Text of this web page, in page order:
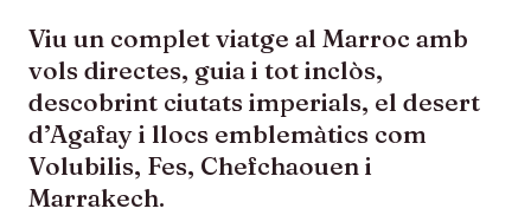
Viu un complet viatge al Marroc amb
vols directes, guia i tot inclòs,
descobrint ciutats imperials, el desert
d’Agafay i llocs emblemàtics com
Volubilis, Fes, Chefchaouen i
Marrakech.